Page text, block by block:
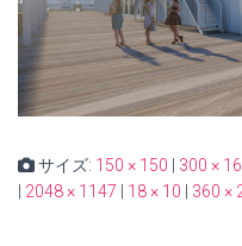
サイズ: 150 × 150 300 ×
2048 × 1147 18 × 10 360 ×